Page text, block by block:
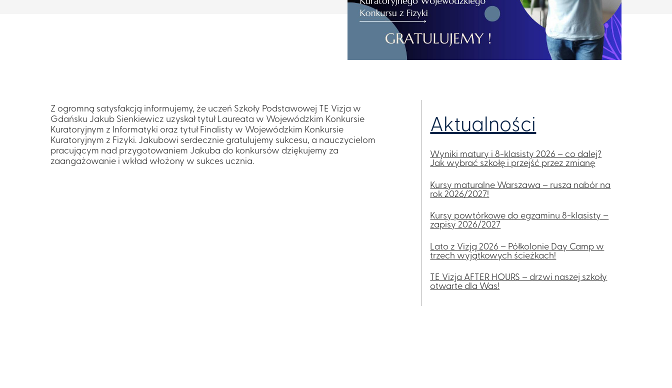
Z ogromną satysfakcją informujemy, że uczeń Szkoły Podstawowej TE Vizja w
Gdańsku Jakub Sienkiewicz uzyskał tytuł Laureata w Wojewódzkim Konkursie
Kuratoryjnym z Informatyki oraz tytuł Finalisty w Wojewódzkim Konkursie
Kuratoryjnym z Fizyki. Jakubowi serdecznie gratulujemy sukcesu, a nauczycielom
pracującym nad przygotowaniem Jakuba do konkursów dziękujemy za
zaangażowanie i wkład włożony w sukces ucznia.
Aktualności
Wyniki matury i 8-klasisty 2026 – co dalej?
Jak wybrać szkołę i przejść przez zmianę
Kursy maturalne Warszawa – rusza nabór na
rok 2026/2027!
Kursy powtórkowe do egzaminu 8-klasisty –
zapisy 2026/2027
Lato z Vizją 2026 – Półkolonie Day Camp w
trzech wyjątkowych ścieżkach!
TE Vizja AFTER HOURS – drzwi naszej szkoły
otwarte dla Was!